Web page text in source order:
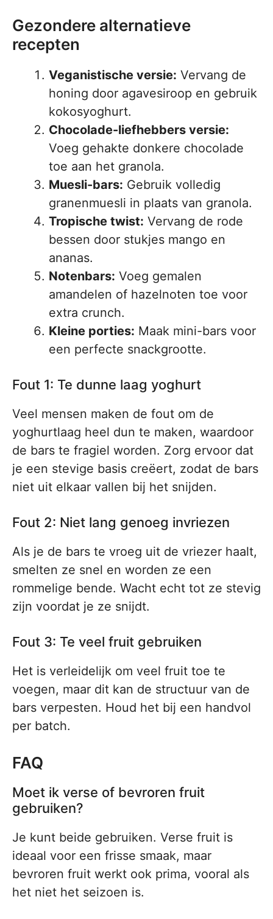
Gezondere alternatieve
recepten
Veganistische versie: Vervang de
honing door agavesiroop en gebruik
kokosyoghurt.
Chocolade-liefhebbers versie:
Voeg gehakte donkere chocolade
toe aan het granola.
Muesli-bars: Gebruik volledig
granenmuesli in plaats van granola.
Tropische twist: Vervang de rode
bessen door stukjes mango en
ananas.
Notenbars: Voeg gemalen
amandelen of hazelnoten toe voor
extra crunch.
Kleine porties: Maak mini-bars voor
een perfecte snackgrootte.
Fout 1: Te dunne laag yoghurt
Veel mensen maken de fout om de
yoghurtlaag heel dun te maken, waardoor
de bars te fragiel worden. Zorg ervoor dat
je een stevige basis creëert, zodat de bars
niet uit elkaar vallen bij het snijden.
Fout 2: Niet lang genoeg invriezen
Als je de bars te vroeg uit de vriezer haalt,
smelten ze snel en worden ze een
rommelige bende. Wacht echt tot ze stevig
zijn voordat je ze snijdt.
Fout 3: Te veel fruit gebruiken
Het is verleidelijk om veel fruit toe te
voegen, maar dit kan de structuur van de
bars verpesten. Houd het bij een handvol
per batch.
FAQ
Moet ik verse of bevroren fruit
gebruiken?
Je kunt beide gebruiken. Verse fruit is
ideaal voor een frisse smaak, maar
bevroren fruit werkt ook prima, vooral als
het niet het seizoen is.